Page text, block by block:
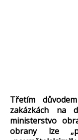
Třetím d
zakázkách na
ministerstvo
obrany lze